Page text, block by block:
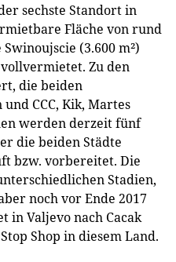
sechste Standort in
Fläche von rund
(3.600 m²)
Zu den
die beiden
CCC, Kik, Martes
werden derzeit fünf
die beiden Städte
bzw. vorbereitet. Die
Stadien,
noch vor Ende 2017
in Valjevo nach Cacak
Shop in diesem Land.